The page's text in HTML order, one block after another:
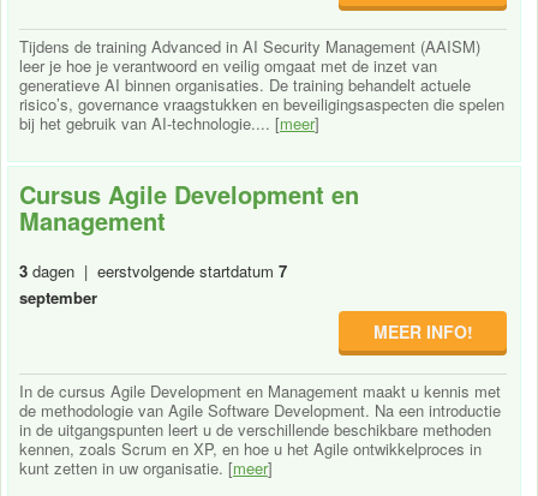
Tijdens de training Advanced in AI Security Management (AAISM)
leer je hoe je verantwoord en veilig omgaat met de inzet van
generatieve AI binnen organisaties. De training behandelt actuele
risico’s, governance vraagstukken en beveiligingsaspecten die spelen
bij het gebruik van AI-technologie.... [meer]
Cursus Agile Development en
Management
3 dagen | eerstvolgende startdatum 7
september
MEER INFO!
In de cursus Agile Development en Management maakt u kennis met
de methodologie van Agile Software Development. Na een introductie
in de uitgangspunten leert u de verschillende beschikbare methoden
kennen, zoals Scrum en XP, en hoe u het Agile ontwikkelproces in
kunt zetten in uw organisatie. [meer]